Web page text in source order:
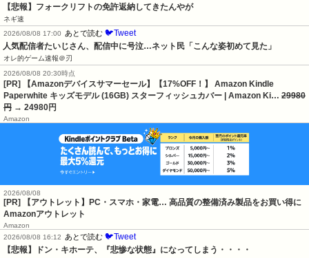
【悲報】フォークリフトの免許返納してきたんやが
ネギ速
2026/08/08 17:00
あとで読む 🐦Tweet
人気配信者たいじさん、配信中に号泣…ネット民「こんな姿初めて見た」
オレ的ゲーム速報＠刃
2026/08/08 20:30時点
[PR] 【Amazonデバイスサマーセール】【17%OFF！】 Amazon Kindle
Paperwhite キッズモデル (16GB) スターフィッシュカバー | Amazon Ki… 29980
円 → 24980円
Amazon
2026/08/08
[PR] 【アウトレット】PC・スマホ・家電… 高品質の整備済み製品をお買い得に
Amazonアウトレット
Amazon
2026/08/08 16:12
あとで読む 🐦Tweet
【悲報】ドン・キホーテ、『悲惨な状態』になってしまう・・・・